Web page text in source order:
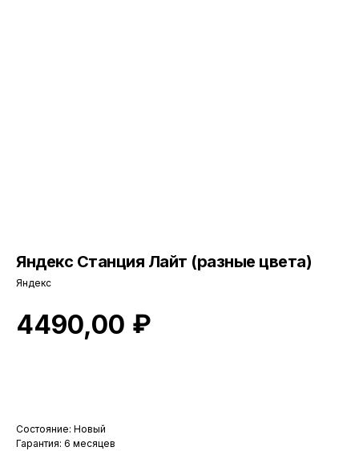
Яндекс Станция Лайт (разные цвета)
Яндекс
4490,00 ₽
Состояние: Новый
Гарантия: 6 месяцев